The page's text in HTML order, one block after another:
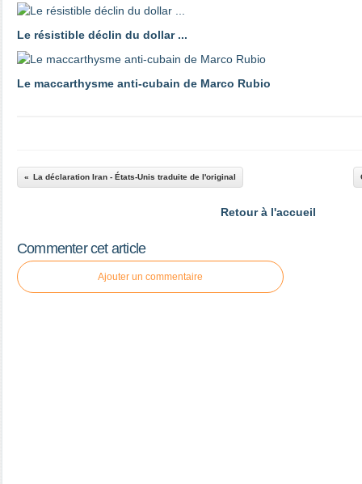
Le résistible déclin du dollar ...
Le maccarthysme anti-cubain de Marco Rubio
La déclaration Iran - États-Unis traduite de l'original
Retour à l'accueil
Commenter cet article
Ajouter un commentaire